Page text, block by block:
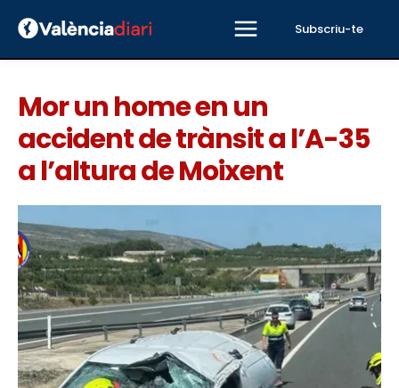
Subscriu-te
Mor un home en un
accident de trànsit a l’A-35
a l’altura de Moixent